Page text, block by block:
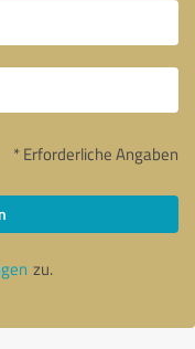
* Erforderliche Angaben
zu.